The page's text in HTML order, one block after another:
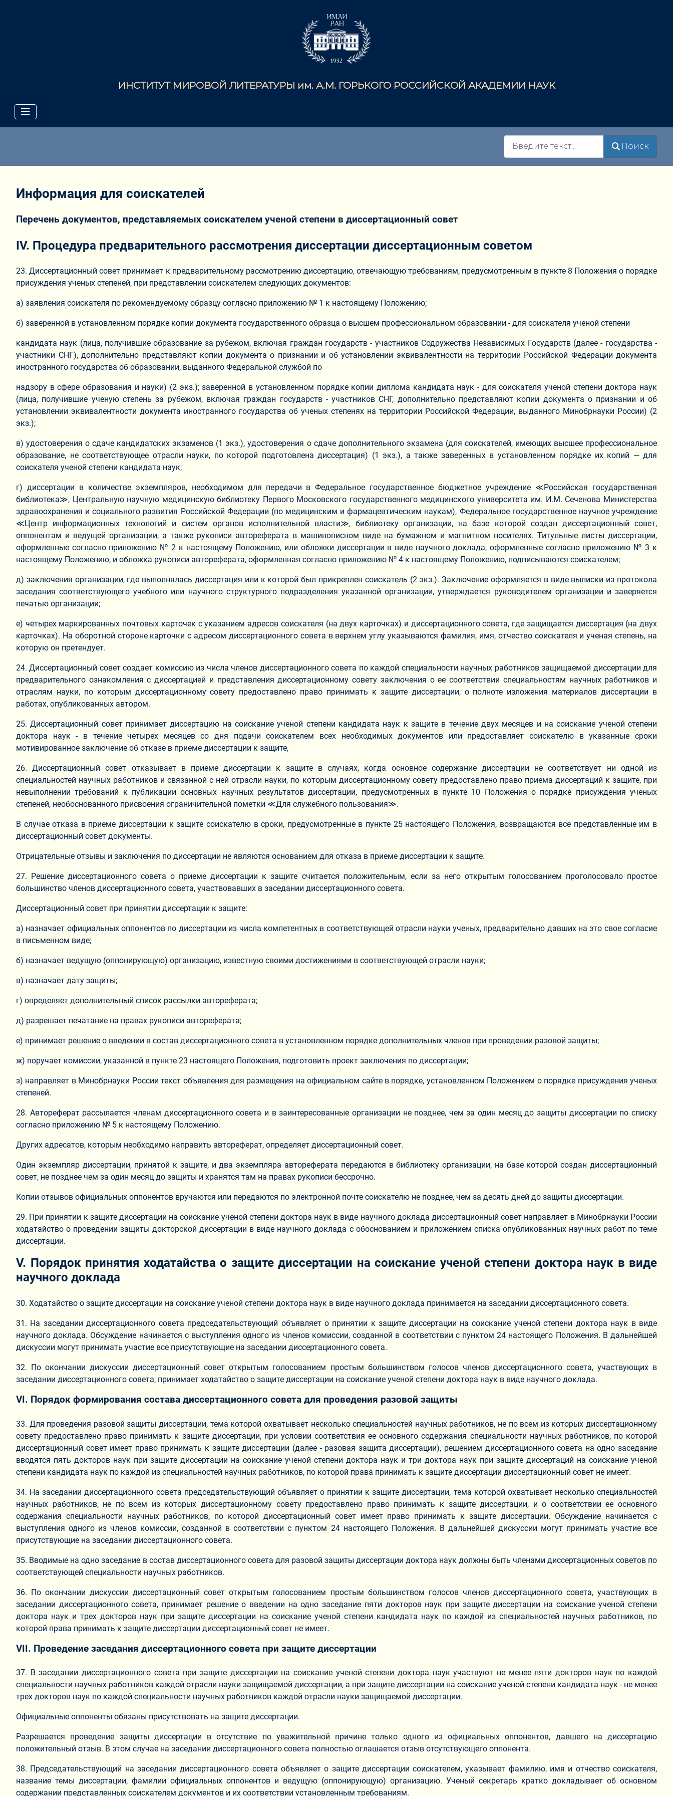
ИНСТИТУТ МИРОВОЙ ЛИТЕРАТУРЫ им. А.М. ГОРЬКОГО РОССИЙСКОЙ АКАДЕМИИ НАУК
Поиск
Информация для соискателей
Перечень документов, представляемых соискателем ученой степени в диссертационный совет
IV. Процедура предварительного рассмотрения диссертации диссертационным советом
23. Диссертационный совет принимает к предварительному рассмотрению диссертацию, отвечающую требованиям, предусмотренным в пункте 8 Положения о порядке
присуждения ученых степеней, при представлении соискателем следующих документов:
а) заявления соискателя по рекомендуемому образцу согласно приложению № 1 к настоящему Положению;
б) заверенной в установленном порядке копии документа государственного образца о высшем профессиональном образовании - для соискателя ученой степени
кандидата наук (лица, получившие образование за рубежом, включая граждан государств - участников Содружества Независимых Государств (далее - государства -
участники СНГ), дополнительно представляют копии документа о признании и об установлении эквивалентности на территории Российской Федерации документа
иностранного государства об образовании, выданного Федеральной службой по
надзору в сфере образования и науки) (2 экз.); заверенной в установленном порядке копии диплома кандидата наук - для соискателя ученой степени доктора наук
(лица, получившие ученую степень за рубежом, включая граждан государств - участников СНГ, дополнительно представляют копии документа о признании и об
установлении эквивалентности документа иностранного государства об ученых степенях на территории Российской Федерации, выданного Минобрнауки России) (2
экз.);
в) удостоверения о сдаче кандидатских экзаменов (1 экз.), удостоверения о сдаче дополнительного экзамена (для соискателей, имеющих высшее профессиональное
образование, не соответствующее отрасли науки, по которой подготовлена диссертация) (1 экз.), а также заверенных в установленном порядке их копий — для
соискателя ученой степени кандидата наук;
г) диссертации в количестве экземпляров, необходимом для передачи в Федеральное государственное бюджетное учреждение ≪Российская государственная
библиотека≫, Центральную научную медицинскую библиотеку Первого Московского государственного медицинского университета им. И.М. Сеченова Министерства
здравоохранения и социального развития Российской Федерации (по медицинским и фармацевтическим наукам), Федеральное государственное научное учреждение
≪Центр информационных технологий и систем органов исполнительной власти≫, библиотеку организации, на базе которой создан диссертационный совет,
оппонентам и ведущей организации, а также рукописи автореферата в машинописном виде на бумажном и магнитном носителях. Титульные листы диссертации,
оформленные согласно приложению № 2 к настоящему Положению, или обложки диссертации в виде научного доклада, оформленные согласно приложению № 3 к
настоящему Положению, и обложка рукописи автореферата, оформленная согласно приложению № 4 к настоящему Положению, подписываются соискателем;
д) заключения организации, где выполнялась диссертация или к которой был прикреплен соискатель (2 экз.). Заключение оформляется в виде выписки из протокола
заседания соответствующего учебного или научного структурного подразделения указанной организации, утверждается руководителем организации и заверяется
печатью организации;
е) четырех маркированных почтовых карточек с указанием адресов соискателя (на двух карточках) и диссертационного совета, где защищается диссертация (на двух
карточках). На оборотной стороне карточки с адресом диссертационного совета в верхнем углу указываются фамилия, имя, отчество соискателя и ученая степень, на
которую он претендует.
24. Диссертационный совет создает комиссию из числа членов диссертационного совета по каждой специальности научных работников защищаемой диссертации для
предварительного ознакомления с диссертацией и представления диссертационному совету заключения о ее соответствии специальностям научных работников и
отраслям науки, по которым диссертационному совету предоставлено право принимать к защите диссертации, о полноте изложения материалов диссертации в
работах, опубликованных автором.
25. Диссертационный совет принимает диссертацию на соискание ученой степени кандидата наук к защите в течение двух месяцев и на соискание ученой степени
доктора наук - в течение четырех месяцев со дня подачи соискателем всех необходимых документов или предоставляет соискателю в указанные сроки
мотивированное заключение об отказе в приеме диссертации к защите,
26. Диссертационный совет отказывает в приеме диссертации к защите в случаях, когда основное содержание диссертации не соответствует ни одной из
специальностей научных работников и связанной с ней отрасли науки, по которым диссертационному совету предоставлено право приема диссертаций к защите, при
невыполнении требований к публикации основных научных результатов диссертации, предусмотренных в пункте 10 Положения о порядке присуждения ученых
степеней, необоснованного присвоения ограничительной пометки ≪Для служебного пользования≫.
В случае отказа в приеме диссертации к защите соискателю в сроки, предусмотренные в пункте 25 настоящего Положения, возвращаются все представленные им в
диссертационный совет документы.
Отрицательные отзывы и заключения по диссертации не являются основанием для отказа в приеме диссертации к защите.
27. Решение диссертационного совета о приеме диссертации к защите считается положительным, если за него открытым голосованием проголосовало простое
большинство членов диссертационного совета, участвовавших в заседании диссертационного совета.
Диссертационный совет при принятии диссертации к защите:
а) назначает официальных оппонентов по диссертации из числа компетентных в соответствующей отрасли науки ученых, предварительно давших на это свое согласие
в письменном виде;
б) назначает ведущую (оппонирующую) организацию, известную своими достижениями в соответствующей отрасли науки;
в) назначает дату защиты;
г) определяет дополнительный список рассылки автореферата;
д) разрешает печатание на правах рукописи автореферата;
е) принимает решение о введении в состав диссертационного совета в установленном порядке дополнительных членов при проведении разовой защиты;
ж) поручает комиссии, указанной в пункте 23 настоящего Положения, подготовить проект заключения по диссертации;
з) направляет в Минобрнауки России текст объявления для размещения на официальном сайте в порядке, установленном Положением о порядке присуждения ученых
степеней.
28. Автореферат рассылается членам диссертационного совета и в заинтересованные организации не позднее, чем за один месяц до защиты диссертации по списку
согласно приложению № 5 к настоящему Положению.
Других адресатов, которым необходимо направить автореферат, определяет диссертационный совет.
Один экземпляр диссертации, принятой к защите, и два экземпляра автореферата передаются в библиотеку организации, на базе которой создан диссертационный
совет, не позднее чем за один месяц до защиты и хранятся там на правах рукописи бессрочно.
Копии отзывов официальных оппонентов вручаются или передаются по электронной почте соискателю не позднее, чем за десять дней до защиты диссертации.
29. При принятии к защите диссертации на соискание ученой степени доктора наук в виде научного доклада диссертационный совет направляет в Минобрнауки России
ходатайство о проведении защиты докторской диссертации в виде научного доклада с обоснованием и приложением списка опубликованных научных работ по теме
диссертации.
V. Порядок принятия ходатайства о защите диссертации на соискание ученой степени доктора наук в виде
научного доклада
30. Ходатайство о защите диссертации на соискание ученой степени доктора наук в виде научного доклада принимается на заседании диссертационного совета.
31. На заседании диссертационного совета председательствующий объявляет о принятии к защите диссертации на соискание ученой степени доктора наук в виде
научного доклада. Обсуждение начинается с выступления одного из членов комиссии, созданной в соответствии с пунктом 24 настоящего Положения. В дальнейшей
дискуссии могут принимать участие все присутствующие на заседании диссертационного совета.
32. По окончании дискуссии диссертационный совет открытым голосованием простым большинством голосов членов диссертационного совета, участвующих в
заседании диссертационного совета, принимает ходатайство о защите диссертации на соискание ученой степени доктора наук в виде научного доклада.
VI. Порядок формирования состава диссертационного совета для проведения разовой защиты
33. Для проведения разовой защиты диссертации, тема которой охватывает несколько специальностей научных работников, не по всем из которых диссертационному
совету предоставлено право принимать к защите диссертации, при условии соответствия ее основного содержания специальности научных работников, по которой
диссертационный совет имеет право принимать к защите диссертации (далее - разовая защита диссертации), решением диссертационного совета на одно заседание
вводятся пять докторов наук при защите диссертации на соискание ученой степени доктора наук и три доктора наук при защите диссертаций на соискание ученой
степени кандидата наук по каждой из специальностей научных работников, по которой права принимать к защите диссертации диссертационный совет не имеет.
34. На заседании диссертационного совета председательствующий объявляет о принятии к защите диссертации, тема которой охватывает несколько специальностей
научных работников, не по всем из которых диссертационному совету предоставлено право принимать к защите диссертации, и о соответствии ее основного
содержания специальности научных работников, по которой диссертационный совет имеет право принимать к защите диссертации. Обсуждение начинается с
выступления одного из членов комиссии, созданной в соответствии с пунктом 24 настоящего Положения. В дальнейшей дискуссии могут принимать участие все
присутствующие на заседании диссертационного совета.
35. Вводимые на одно заседание в состав диссертационного совета для разовой защиты диссертации доктора наук должны быть членами диссертационных советов по
соответствующей специальности научных работников.
36. По окончании дискуссии диссертационный совет открытым голосованием простым большинством голосов членов диссертационного совета, участвующих в
заседании диссертационного совета, принимает решение о введении на одно заседание пяти докторов наук при защите диссертации на соискание ученой степени
доктора наук и трех докторов наук при защите диссертации на соискание ученой степени кандидата наук по каждой из специальностей научных работников, по
которой права принимать к защите диссертации диссертационный совет не имеет.
VII. Проведение заседания диссертационного совета при защите диссертации
37. В заседании диссертационного совета при защите диссертации на соискание ученой степени доктора наук участвуют не менее пяти докторов наук по каждой
специальности научных работников каждой отрасли науки защищаемой диссертации, а при защите диссертации на соискание ученой степени кандидата наук - не менее
трех докторов наук по каждой специальности научных работников каждой отрасли науки защищаемой диссертации.
Официальные оппоненты обязаны присутствовать на защите диссертации.
Разрешается проведение защиты диссертации в отсутствие по уважительной причине только одного из официальных оппонентов, давшего на диссертацию
положительный отзыв. В этом случае на заседании диссертационного совета полностью оглашается отзыв отсутствующего оппонента.
38. Председательствующий на заседании диссертационного совета объявляет о защите диссертации соискателем, указывает фамилию, имя и отчество соискателя,
название темы диссертации, фамилии официальных оппонентов и ведущую (оппонирующую) организацию. Ученый секретарь кратко докладывает об основном
содержании представленных соискателем документов и их соответствии установленным требованиям.